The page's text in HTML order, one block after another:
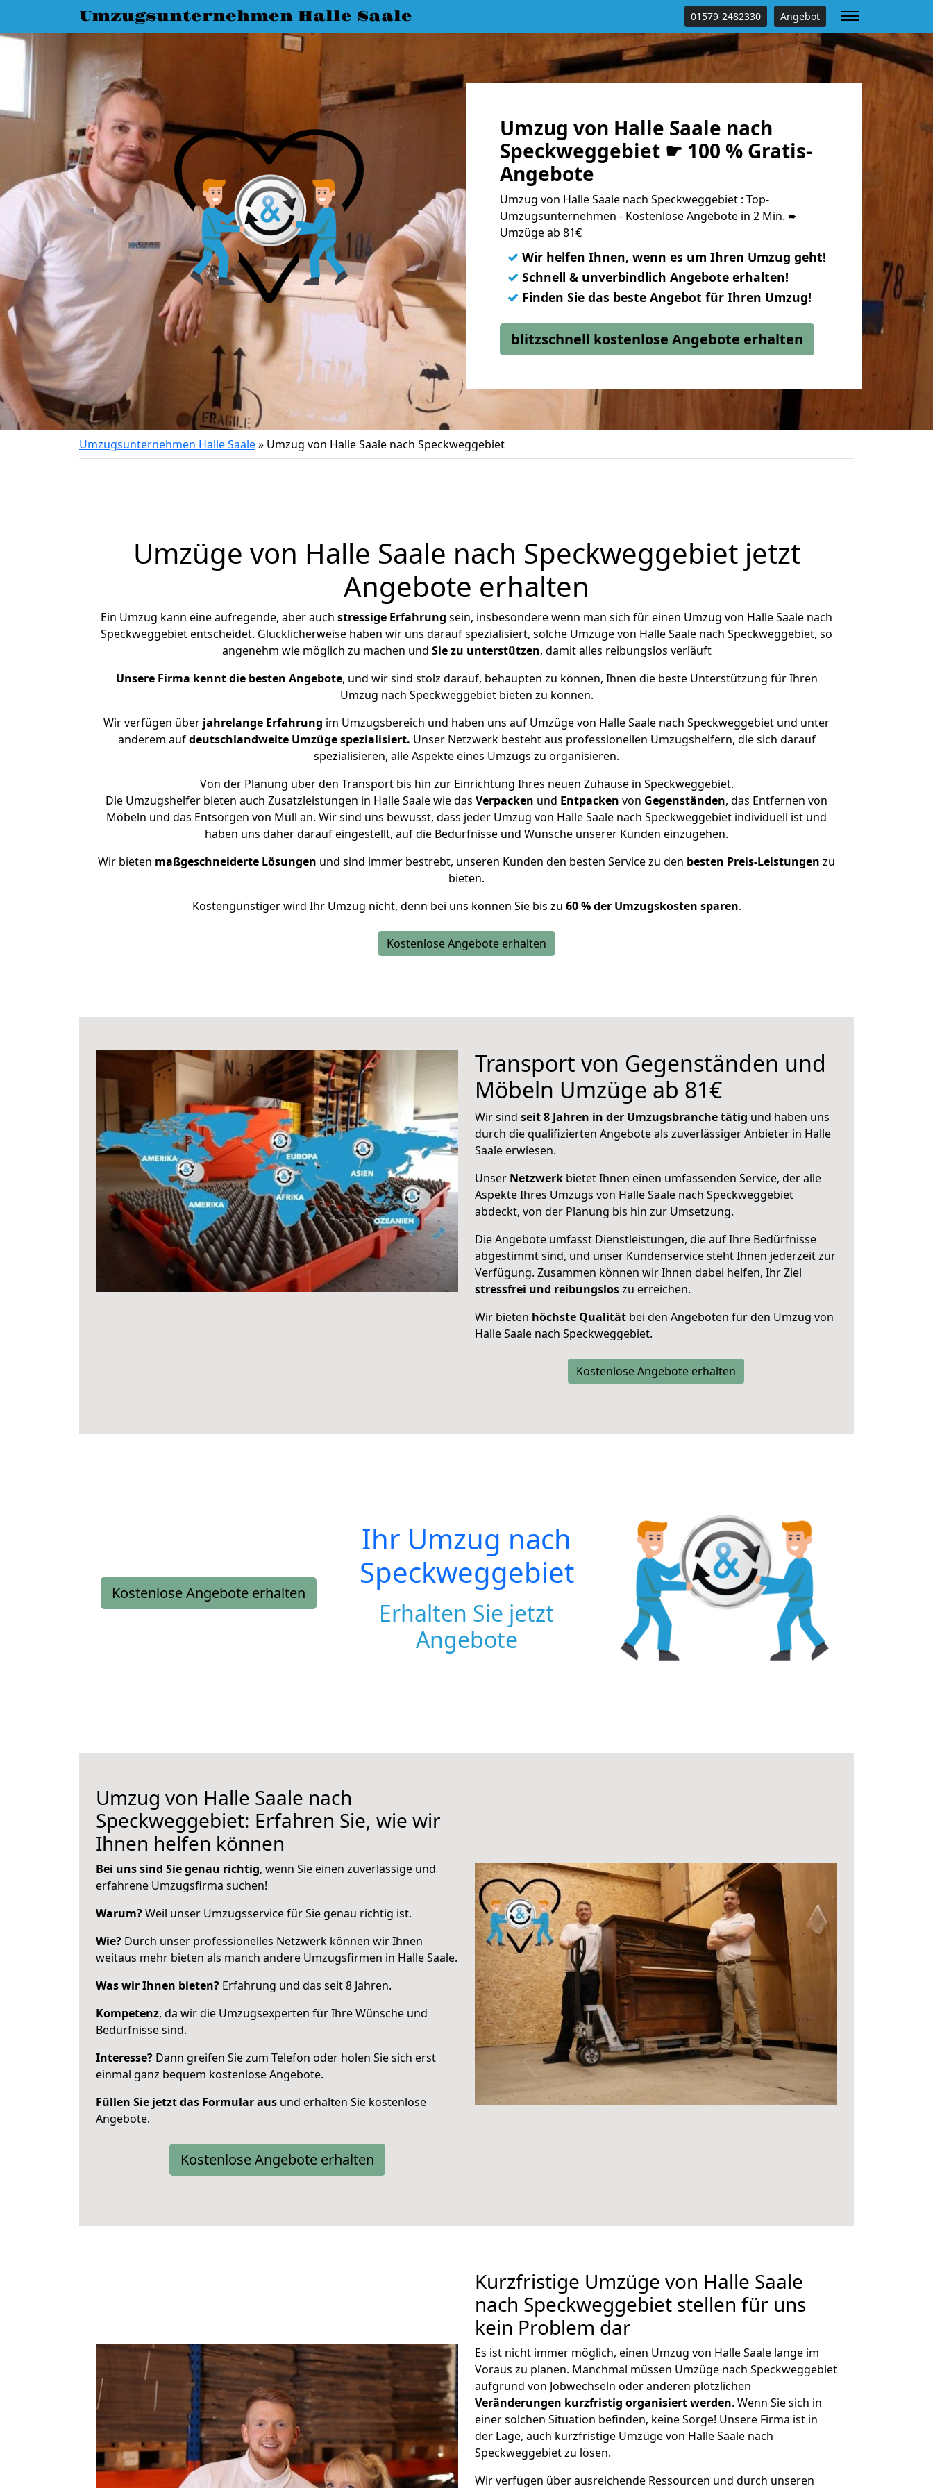
Umzugsunternehmen Halle Saale 01579-2482330 Angebot
Umzug von Halle Saale nach
Speckweggebiet ☛ 100 % Gratis-
Angebote
Umzug von Halle Saale nach Speckweggebiet : Top-
Umzugsunternehmen - Kostenlose Angebote in 2 Min. ➨
Umzüge ab 81€
✓ Wir helfen Ihnen, wenn es um Ihren Umzug geht!
✓ Schnell & unverbindlich Angebote erhalten!
✓ Finden Sie das beste Angebot für Ihren Umzug!
blitzschnell kostenlose Angebote erhalten
Umzugsunternehmen Halle Saale» Umzug von Halle Saale nach Speckweggebiet
Umzüge von Halle Saale nach Speckweggebiet jetzt
Angebote erhalten
Ein Umzug kann eine aufregende, aber auch stressige Erfahrung sein, insbesondere wenn man sich für einen Umzug von Halle Saale nach
Speckweggebiet entscheidet. Glücklicherweise haben wir uns darauf spezialisiert, solche Umzüge von Halle Saale nach Speckweggebiet, so
angenehm wie möglich zu machen und Sie zu unterstützen, damit alles reibungslos verläuft
Unsere Firma kennt die besten Angebote, und wir sind stolz darauf, behaupten zu können, Ihnen die beste Unterstützung für Ihren
Umzug nach Speckweggebiet bieten zu können.
Wir verfügen über jahrelange Erfahrung im Umzugsbereich und haben uns auf Umzüge von Halle Saale nach Speckweggebiet und unter
anderem aufdeutschlandweite Umzüge spezialisiert. Unser Netzwerk besteht aus professionellen Umzugshelfern, die sich darauf
spezialisieren, alle Aspekte eines Umzugs zu organisieren.
Von der Planung über den Transport bis hin zur Einrichtung Ihres neuen Zuhause in Speckweggebiet.
Die Umzugshelfer bieten auch Zusatzleistungen in Halle Saale wie das Verpacken und Entpacken von Gegenständen, das Entfernen von
Möbeln und das Entsorgen von Müll an. Wir sind uns bewusst, dass jeder Umzug von Halle Saale nach Speckweggebiet individuell ist und
haben uns daher darauf eingestellt, auf die Bedürfnisse und Wünsche unserer Kunden einzugehen.
Wir bieten maßgeschneiderte Lösungen und sind immer bestrebt, unseren Kunden den besten Service zu den besten Preis-Leistungen zu
bieten.
Kostengünstiger wird Ihr Umzug nicht, denn bei uns können Sie bis zu 60 % der Umzugskosten sparen.
Kostenlose Angebote erhalten
Transport von Gegenständen und
Möbeln Umzüge ab 81€
Wir sind seit 8 Jahren in der Umzugsbranche tätig und haben uns
durch die qualifizierten Angebote als zuverlässiger Anbieter in Halle
Saale erwiesen.
Unser Netzwerk bietet Ihnen einen umfassenden Service, der alle
Aspekte Ihres Umzugs von Halle Saale nach Speckweggebiet
abdeckt, von der Planung bis hin zur Umsetzung.
Die Angebote umfasst Dienstleistungen, die auf Ihre Bedürfnisse
abgestimmt sind, und unser Kundenservice steht Ihnen jederzeit zur
Verfügung. Zusammen können wir Ihnen dabei helfen, Ihr Ziel
stressfrei und reibungsloszu erreichen.
Wir bieten höchste Qualität bei den Angeboten für den Umzug von
Halle Saale nach Speckweggebiet.
Kostenlose Angebote erhalten
Kostenlose Angebote erhalten
Ihr Umzug nach
Speckweggebiet
Erhalten Sie jetzt
Angebote
Umzug von Halle Saale nach
Speckweggebiet: Erfahren Sie, wie wir
Ihnen helfen können
Bei uns sind Sie genau richtig, wenn Sie einen zuverlässige und
erfahrene Umzugsfirma suchen!
Warum?Weil unser Umzugsservice für Sie genau richtig ist.
Wie? Durch unser professionelles Netzwerk können wir Ihnen
weitaus mehr bieten als manch andere Umzugsfirmen in Halle Saale.
Was wir Ihnen bieten? Erfahrung und das seit 8 Jahren.
Kompetenz, da wir die Umzugsexperten für Ihre Wünsche und
Bedürfnisse sind.
Interesse? Dann greifen Sie zum Telefon oder holen Sie sich erst
einmal ganz bequem kostenlose Angebote.
Füllen Sie jetzt das Formular aus und erhalten Sie kostenlose
Angebote.
Kostenlose Angebote erhalten
Kurzfristige Umzüge von Halle Saale
nach Speckweggebiet stellen für uns
kein Problem dar
Es ist nicht immer möglich, einen Umzug von Halle Saale lange im
Voraus zu planen. Manchmal müssen Umzüge nach Speckweggebiet
aufgrund von Jobwechseln oder anderen plötzlichen
Veränderungen kurzfristig organisiert werden. Wenn Sie sich in
einer solchen Situation befinden, keine Sorge! Unsere Firma ist in
der Lage, auch kurzfristige Umzüge von Halle Saale nach
Speckweggebiet zu lösen.
Wir verfügen über ausreichende Ressourcen und durch unseren